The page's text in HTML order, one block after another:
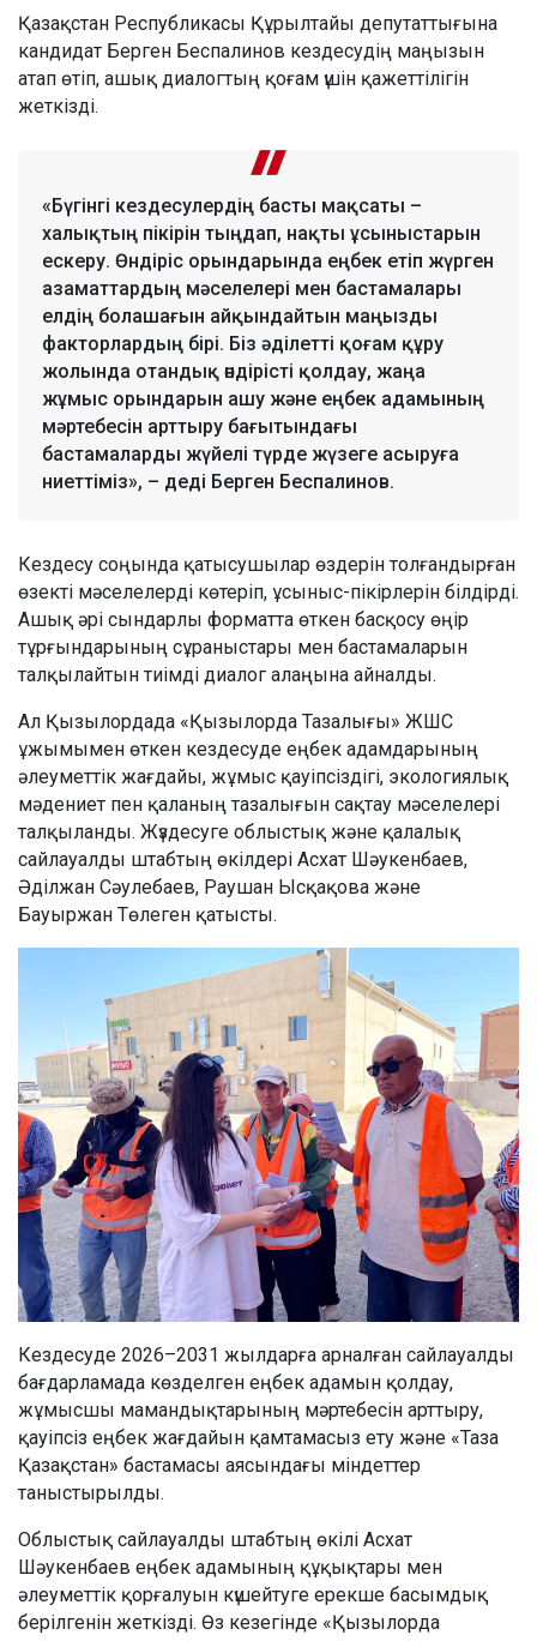
Қазақстан Республикасы Құрылтайы депутаттығына
кандидат Берген Беспалинов кездесудің маңызын
атап өтіп, ашық диалогтың қоғам үшін қажеттілігін
жеткізді.
«Бүгінгі кездесулердің басты мақсаты –
халықтың пікірін тыңдап, нақты ұсыныстарын
ескеру. Өндіріс орындарында еңбек етіп жүрген
азаматтардың мәселелері мен бастамалары
елдің болашағын айқындайтын маңызды
факторлардың бірі. Біз әділетті қоғам құру
жолында отандық өндірісті қолдау, жаңа
жұмыс орындарын ашу және еңбек адамының
мәртебесін арттыру бағытындағы
бастамаларды жүйелі түрде жүзеге асыруға
ниеттіміз», – деді Берген Беспалинов.
Кездесу соңында қатысушылар өздерін толғандырған
өзекті мәселелерді көтеріп, ұсыныс-пікірлерін білдірді.
Ашық әрі сындарлы форматта өткен басқосу өңір
тұрғындарының сұраныстары мен бастамаларын
талқылайтын тиімді диалог алаңына айналды.
Ал Қызылордада «Қызылорда Тазалығы» ЖШС
ұжымымен өткен кездесуде еңбек адамдарының
әлеуметтік жағдайы, жұмыс қауіпсіздігі, экологиялық
мәдениет пен қаланың тазалығын сақтау мәселелері
талқыланды. Жүздесуге облыстық және қалалық
сайлауалды штабтың өкілдері Асхат Шәукенбаев,
Әділжан Сәулебаев, Раушан Ысқақова және
Бауыржан Төлеген қатысты.
Кездесуде 2026–2031 жылдарға арналған сайлауалды
бағдарламада көзделген еңбек адамын қолдау,
жұмысшы мамандықтарының мәртебесін арттыру,
қауіпсіз еңбек жағдайын қамтамасыз ету және «Таза
Қазақстан» бастамасы аясындағы міндеттер
таныстырылды.
Облыстық сайлауалды штабтың өкілі Асхат
Шәукенбаев еңбек адамының құқықтары мен
әлеуметтік қорғалуын күшейтуге ерекше басымдық
берілгенін жеткізді. Өз кезегінде «Қызылорда